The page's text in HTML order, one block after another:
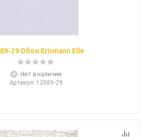
29 Обои Erismann Elle
Нет в наличии
Артикул: 12089-29